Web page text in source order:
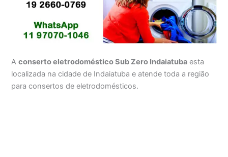
Aconserto eletrodoméstico Sub Zero Indaiatuba esta
localizada na cidade de Indaiatuba e atende toda a região
para consertos de eletrodomésticos.